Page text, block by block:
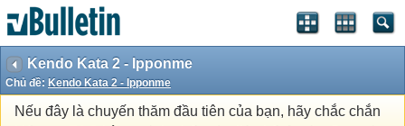
Kendo Kata 2 - Ipponme
Chủ đề: Kendo Kata 2 - Ipponme
Nếu đây là chuyến thăm đầu tiên của bạn, hãy chắc chắn